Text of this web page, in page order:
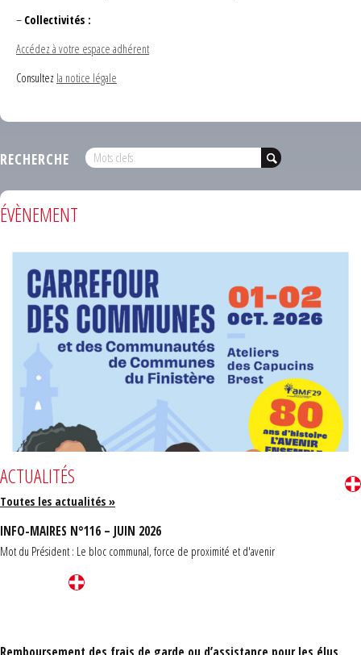
– Collectivités :
Accédez à votre espace adhérent
Consultez la notice légale
RECHERCHE
ÉVÈNEMENT
ACTUALITÉS
Toutes les actualités »
INFO-MAIRES N°116 – JUIN 2026
Mot du Président : Le bloc communal, force de proximité et d'avenir